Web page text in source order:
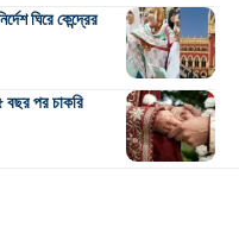
ঘিরে কেন্দ্রের
বছর পর চাকরি